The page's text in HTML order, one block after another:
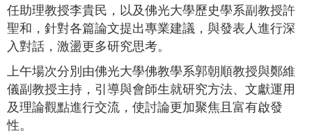
任助理教授李貴民，以及佛光大學歷史學系副教授許
聖和，針對各篇論文提出專業建議，與發表人進行深
入對話，激盪更多研究思考。
上午場次分別由佛光大學佛教學系郭朝順教授與鄭維
儀副教授主持，引導與會師生就研究方法、文獻運用
及理論觀點進行交流，使討論更加聚焦且富有啟發
性。